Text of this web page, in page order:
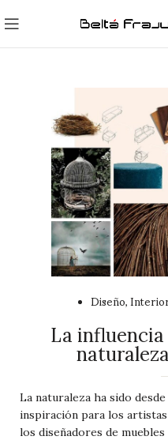
Diseño,
La
La naturaleza ha sido
inspiración para los
los diseñadores de